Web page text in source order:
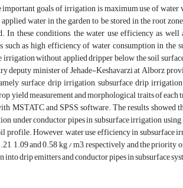
important goals of irrigation is maximum use of
water in the garden to be stored in the root
In these conditions, the water use efficiency as
such as high efficiency of water consumption in
irrigation without applied dripper below the soil
deputy minister of Jehade-Keshavarzi at Alborz
surface drip irrigation, subsurface drip
yield measurement and morphological traits of
MSTATC and SPSS software. The results
under conductor pipes in subsurface irrigation
profile. However, water use efficiency in subsurface
1.09 and 0.58 kg / m3, respectively and the
into drip emitters and conductor pipes in subsurface